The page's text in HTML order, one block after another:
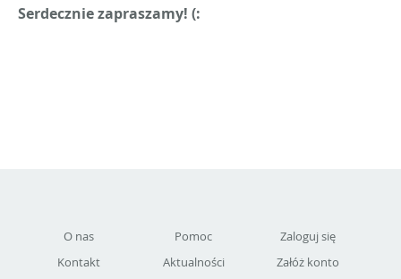
Serdecznie zapraszamy! (:
O nas
Kontakt
Pomoc
Aktualności
Zaloguj się
Załóż konto